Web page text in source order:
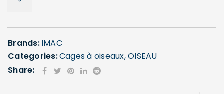
Brands:IMAC
Categories:Cages à oiseaux,OISEAU
Share: